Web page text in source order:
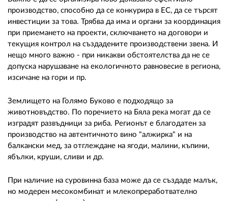
производство, способно да се конкурира в ЕС, да се търсят
инвестиции за това. Трябва да има и органи за координация
при приемането на проекти, сключването на договори и
текущия контрол на създадените производствени звена. И
нещо много важно - при никакви обстоятелства да не се
допуска нарушаване на екологичното равновесие в региона,
изсичане на гори и пр.
Землището на Голямо Буково е подходящо за
животновъдство. По поречието на Бяла река могат да се
изградят развъдници за риба. Регионът е благодатен за
производство на автентичното вино "алжирка" и на
балкански мед, за отглеждане на ягоди, малини, къпини,
ябълки, круши, сливи и др.
При наличие на суровинна база може да се създаде малък,
но модерен месокомбинат и млекопреработвателно